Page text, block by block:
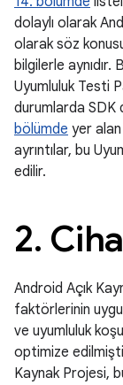
dolaylı olarak
olarak söz
bilgilerle aynıdır.
Uyumluluk Testi
durumlarda SDK
bölümde yer
ayrıntılar, bu
edilir.
2.
Android Açık
faktörlerinin
ve uyumluluk
optimize
Kaynak Projesi,